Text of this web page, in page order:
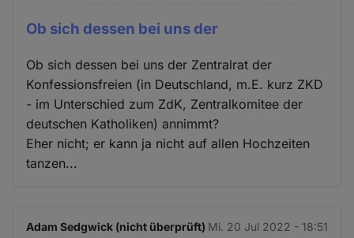
Ob sich dessen bei uns der
Ob sich dessen bei uns der Zentralrat der
Konfessionsfreien (in Deutschland, m.E. kurz ZKD
- im Unterschied zum ZdK, Zentralkomitee der
deutschen Katholiken) annimmt?
Eher nicht; er kann ja nicht auf allen Hochzeiten
tanzen...
Adam Sedgwick (nicht überprüft) Mi. 20 Jul 2022 - 18:51